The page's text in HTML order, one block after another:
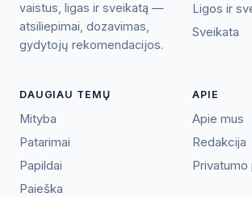
vaistus, ligas ir sveikatą —
atsiliepimai, dozavimas,
gydytojų rekomendacijos.
Ligos ir
Sveikata
DAUGIAU TEMŲ
Mityba
Patarimai
Papildai
Paieška
APIE
Apie mus
Redakcija
Privatumo